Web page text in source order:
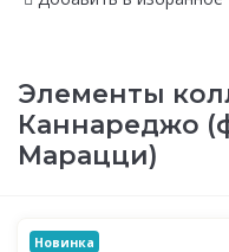
Элементы
Каннареджо
Марацци)
Новинка